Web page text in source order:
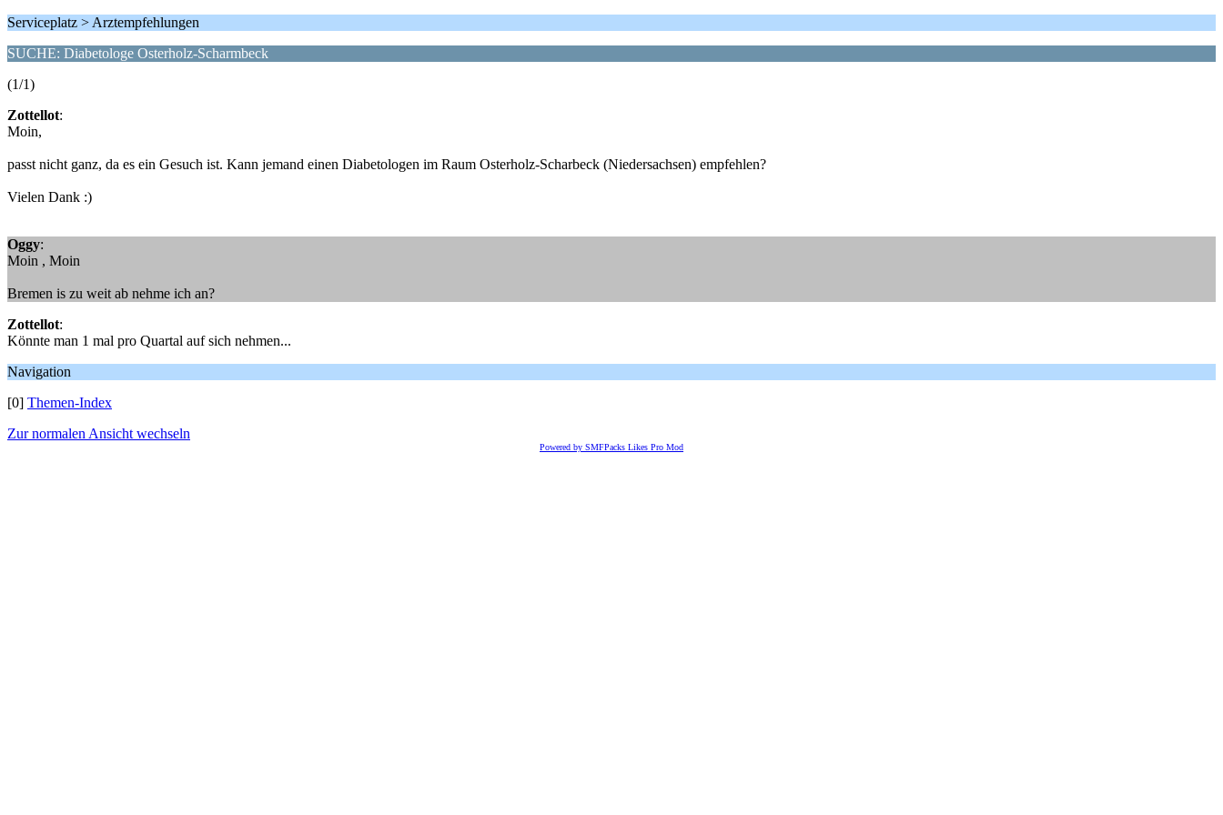
Serviceplatz > Arztempfehlungen
SUCHE: Diabetologe Osterholz-Scharmbeck
(1/1)
Zottellot:
Moin,
passt nicht ganz, da es ein Gesuch ist. Kann jemand einen Diabetologen im Raum Osterholz-Scharbeck (Niedersachsen) empfehlen?
Vielen Dank :)
Oggy:
Moin , Moin
Bremen is zu weit ab nehme ich an?
Zottellot:
Könnte man 1 mal pro Quartal auf sich nehmen...
Navigation
[0] Themen-Index
Zur normalen Ansicht wechseln
Powered by SMFPacks Likes Pro Mod